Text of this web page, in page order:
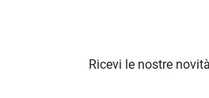
Ricevi le nostre